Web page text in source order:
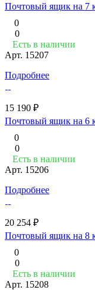
Почтовый ящик на 7
0
0
Есть в наличии
Арт. 15207
Подробнее
15 190 ₽
Почтовый ящик на 6
0
0
Есть в наличии
Арт. 15206
Подробнее
20 254 ₽
Почтовый ящик на 8
0
0
Есть в наличии
Арт. 15208